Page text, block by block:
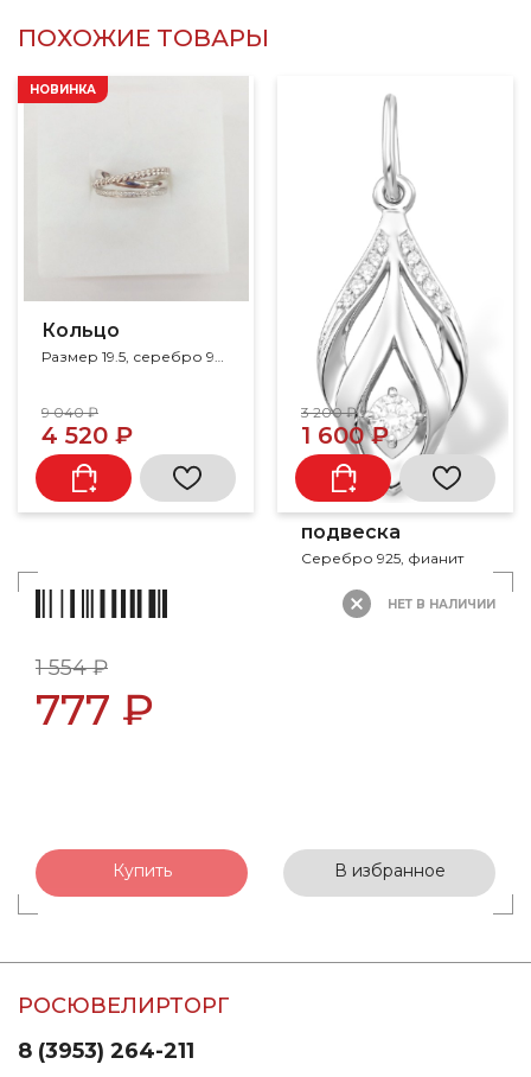
ПОХОЖИЕ ТОВАРЫ
Кольцо
Размер 19.5, серебро 925, фианит
НОВИНКА
9 040 ₽
4 520 ₽
подвеска
Серебро 925, фианит
3 200 ₽
1 600 ₽
НЕТ В НАЛИЧИИ
1 554 ₽
777 ₽
Купить В избранное
РОСЮВЕЛИРТОРГ
8 (3953) 264-211